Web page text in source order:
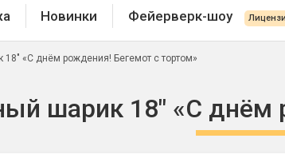
Дневные батареи
Новинки Фейерверк-шоу
18" «С днём рождения! Бегемот с тортом»
шарик 18" «С днём